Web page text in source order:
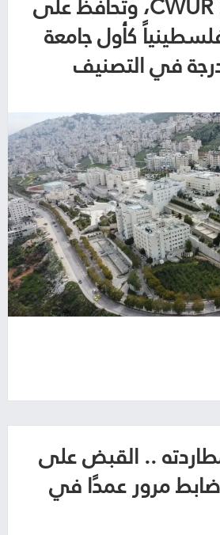
كأول جامعة
في التصنيف
.. القبض على
مرور عمدًا في